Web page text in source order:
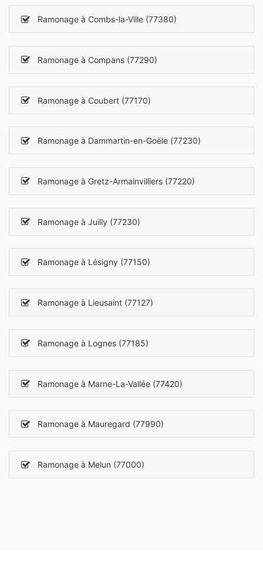
Ramonage à Combs-la-Ville (77380)
Ramonage à Compans (77290)
Ramonage à Coubert (77170)
Ramonage à Dammartin-en-Goële (77230)
Ramonage à Gretz-Armainvilliers (77220)
Ramonage à Juilly (77230)
Ramonage à Lésigny (77150)
Ramonage à Lieusaint (77127)
Ramonage à Lognes (77185)
Ramonage à Marne-La-Vallée (77420)
Ramonage à Mauregard (77990)
Ramonage à Melun (77000)